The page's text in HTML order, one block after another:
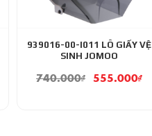
939016-00-I011 LÔ GIẤY VỆ
SINH JOMOO
740.000₫ 555.000₫